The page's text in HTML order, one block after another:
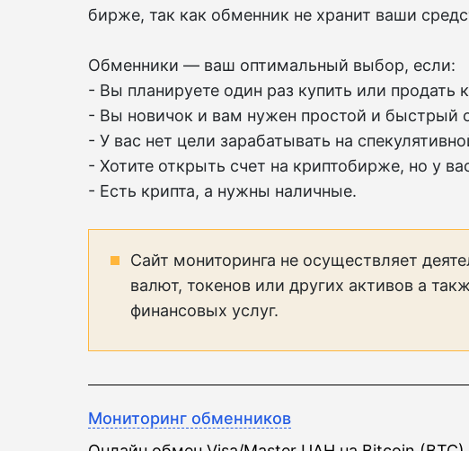
бирже, так как обменник не хранит ваши
Обменники — ваш оптимальный выбор, если:
- Вы планируете один раз купить или продать
- Вы новичок и вам нужен простой и быстрый
- У вас нет цели зарабатывать на
- Хотите открыть счет на криптобирже, но у
- Есть крипта, а нужны наличные.
Сайт мониторинга не осуществляет
валют, токенов или других активов а
финансовых услуг.
Мониторинг обменников